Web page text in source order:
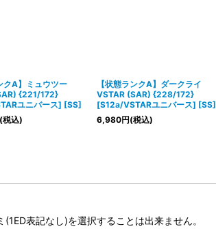
クA】ミュウツー
{221/172}
ユニバース] [SS]
(税込)
【状態ランクA】ダークライ
VSTAR (SAR) {228/172}
[S12a/VSTARユニバース] [SS]
6,980円(税込)
表記なし)を選択することは出来ません。